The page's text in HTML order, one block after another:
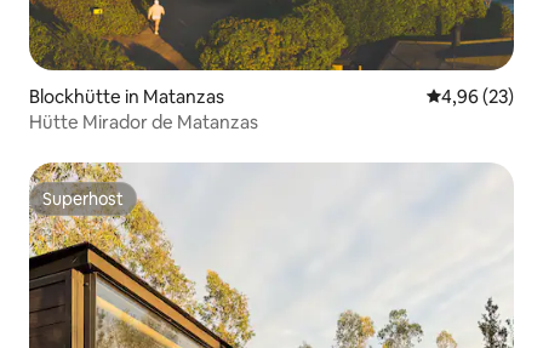
Blockhütte in Matanzas
4,96 (23)
Hütte Mirador de Matanzas
Superhost
Superhost